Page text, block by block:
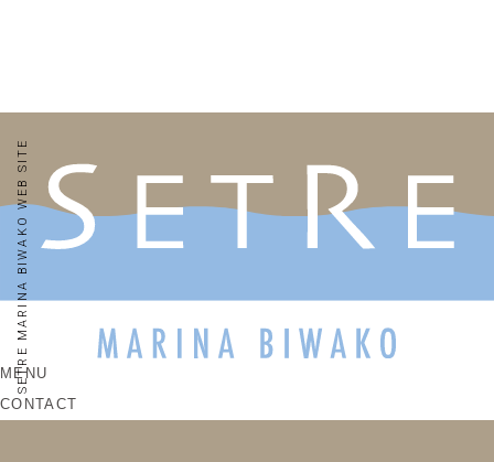
MENU
CONTACT
SETRE MARINA BIWAKO WEB SITE